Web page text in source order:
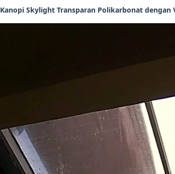
Kanopi Skylight Transparan Polikarbonat dengan